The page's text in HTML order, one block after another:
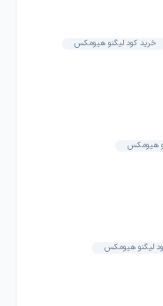
خرید کود لیگنو هیومکس
هیومکس
لیگنو هیومکس